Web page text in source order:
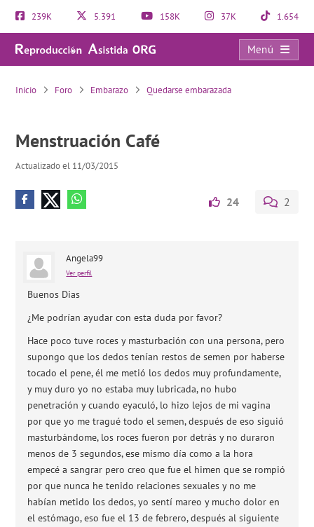
239K 5.391 158K 37K 1.654
Menú
Menstruación Café
Inicio Foro Embarazo Quedarse embarazada
Menstruación Café
Actualizado el 11/03/2015
24 2
Angela99
Ver perfil
Buenos Dias
¿Me podrían ayudar con esta duda por favor?
Hace poco tuve roces y masturbación con una persona, pero
supongo que los dedos tenían restos de semen por haberse
tocado el pene, él me metió los dedos muy profundamente,
y muy duro yo no estaba muy lubricada, no hubo
penetración y cuando eyaculó, lo hizo lejos de mi vagina
por que yo me tragué todo el semen, después de eso siguió
masturbándome, los roces fueron por detrás y no duraron
menos de 3 segundos, ese mismo día como a la hora
empecé a sangrar pero creo que fue el himen que se rompió
por que nunca he tenido relaciones sexuales y no me
habían metido los dedos, yo sentí mareo y mucho dolor en
el estómago, eso fue el 13 de febrero, después al siguiente